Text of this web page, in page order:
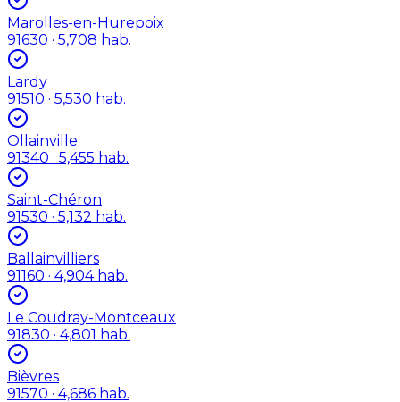
Marolles-en-Hurepoix
91630 · 5,708 hab.
Lardy
91510 · 5,530 hab.
Ollainville
91340 · 5,455 hab.
Saint-Chéron
91530 · 5,132 hab.
Ballainvilliers
91160 · 4,904 hab.
Le Coudray-Montceaux
91830 · 4,801 hab.
Bièvres
91570 · 4,686 hab.